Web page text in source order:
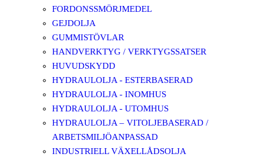
FORDONSSMÖRJMEDEL
GEJDOLJA
GUMMISTÖVLAR
HANDVERKTYG / VERKTYGSSATSER
HUVUDSKYDD
HYDRAULOLJA - ESTERBASERAD
HYDRAULOLJA - INOMHUS
HYDRAULOLJA - UTOMHUS
HYDRAULOLJA – VITOLJEBASERAD /
ARBETSMILJÖANPASSAD
INDUSTRIELL VÄXELLÅDSOLJA